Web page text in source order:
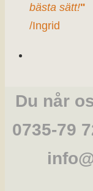
bästa sätt!"
/Ingrid
Du når
0735-79